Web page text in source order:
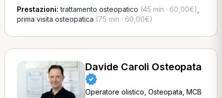
Prestazioni:trattamento osteopatico (45 min · 60,00€)
prima visita osteopatica (75 min · 60,00€)
Davide Caroli Osteopata
Operatore olistico, Osteopata, MCB